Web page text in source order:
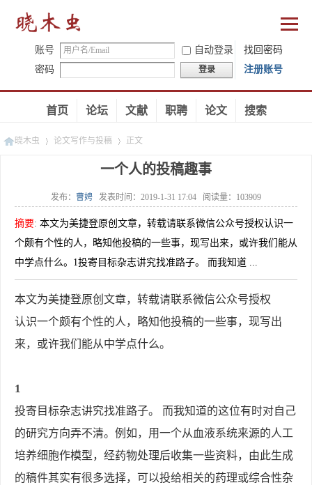
账号 自动登录
找回密码
密码
登录 注册账号
首页 论坛 文献 职聘 论文 搜索
晓木虫 论文写作与投稿
»
正文
一个人的投稿趣事
发布： 曹娉 发表时间： 2019-1-31 17:04 阅读量： 103909
摘要: 本文为美捷登原创文章，转载请联系微信公众号授权认识一
个颇有个性的人，略知他投稿的一些事，现写出来，或许我们能从
中学点什么。1投寄目标杂志讲究找准路子。 而我知道 ...
本文为美捷登原创文章，转载请联系微信公众号授权
认识一个颇有个性的人，略知他投稿的一些事，现写出
来，或许我们能从中学点什么。
1
投寄目标杂志讲究找准路子。 而我知道的这位有时对自己
的研究方向弄不清。例如，用一个从血液系统来源的人工
培养细胞作模型，经药物处理后收集一些资料，由此生成
的稿件其实有很多选择，可以投给相关的药理或综合性杂